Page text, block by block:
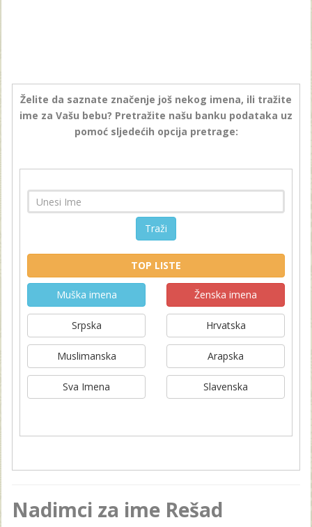
Želite da saznate značenje još nekog imena, ili tražite
ime za Vašu bebu? Pretražite našu banku podataka uz
pomoć sljedećih opcija pretrage:
Traži
TOP LISTE
Muška imena Ženska imena
Srpska Hrvatska
Muslimanska Arapska
Sva Imena Slavenska
Nadimci za ime Rešad